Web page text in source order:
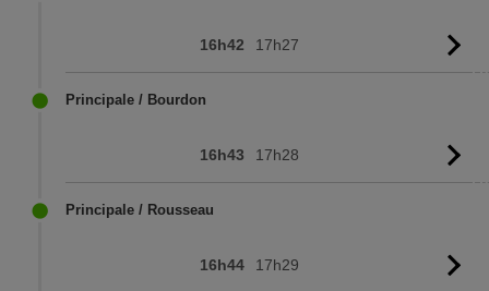
16h42 17h27
Principale / Bourdon
16h43 17h28
Principale / Rousseau
16h44 17h29